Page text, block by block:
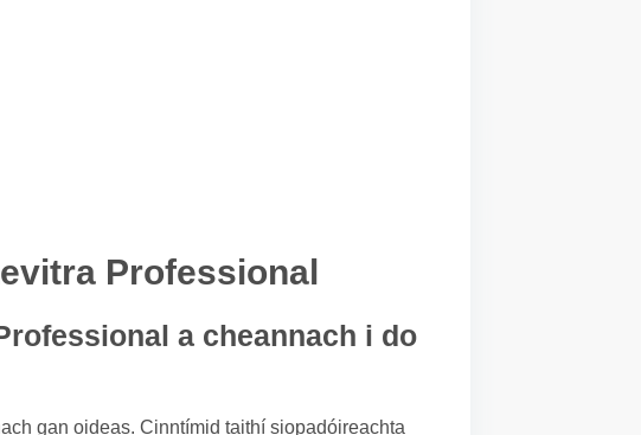
Professional
a cheannach i do
gan oideas. Cinntímid taithí siopadóireachta